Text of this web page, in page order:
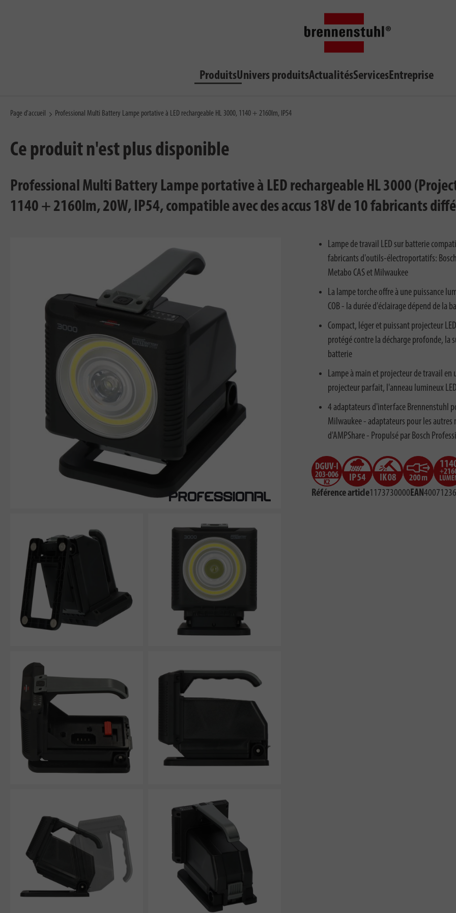
ProduitsUnivers produitsActualitésServicesEntreprise
Page d'accueil Professional Multi Battery Lampe portative à LED rechargeable HL 3000, 1140 + 2160lm, IP54
Ce produit n'est plus disponible
Professional Multi Battery Lampe portative à LED rechargeable HL 3000
1140 + 2160lm, 20W, IP54, compatible avec des accus 18V de 10 fabricants
Lampe de travail LED sur batterie
fabricants d'outils-électroportatifs:
Metabo CAS et Milwaukee
La lampe torche offre à une puissance
COB - la durée d'éclairage dépend de la
Compact, léger et puissant projecteur
protégé contre la décharge profonde, la
batterie
Lampe à main et projecteur de travail en
projecteur parfait, l'anneau lumineux
4 adaptateurs d'interface Brennenstuhl
Milwaukee - adaptateurs pour les
d'AMPShare - Propulsé par Bosch
Référence article1173730000EAN